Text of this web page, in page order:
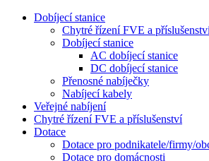
Dobíjecí stanice
Chytré řízení FVE a
Dobíjecí stanice
AC dobíjecí stanice
DC dobíjecí stanice
Přenosné nabíječky
Nabíjecí kabely
Veřejné nabíjení
Chytré řízení FVE a příslušenství
Dotace
Dotace pro podnikatele/firmy/
Dotace pro domácnosti